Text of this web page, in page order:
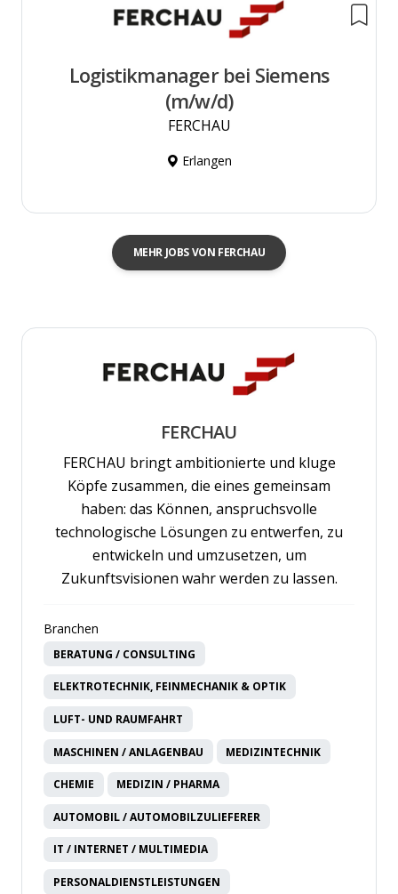
Logistikmanager bei Siemens
(m/w/d)
FERCHAU
Erlangen
MEHR JOBS VON FERCHAU
FERCHAU
FERCHAU bringt ambitionierte und kluge
Köpfe zusammen, die eines gemeinsam
haben: das Können, anspruchsvolle
technologische Lösungen zu entwerfen, zu
entwickeln und umzusetzen, um
Zukunftsvisionen wahr werden zu lassen.
Branchen
BERATUNG / CONSULTING
ELEKTROTECHNIK, FEINMECHANIK & OPTIK
LUFT- UND RAUMFAHRT
MASCHINEN / ANLAGENBAU MEDIZINTECHNIK
CHEMIE MEDIZIN / PHARMA
AUTOMOBIL / AUTOMOBILZULIEFERER
IT / INTERNET / MULTIMEDIA
PERSONALDIENSTLEISTUNGEN